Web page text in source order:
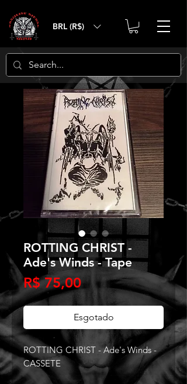
BRL (R$)
ROTTING CHRIST -
Ade's Winds - Tape
R$ 75,00Preço
Esgotado
ROTTING CHRIST - Ade's Winds -
CASSETE